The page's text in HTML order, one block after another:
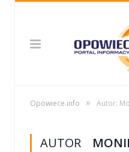
Opowiece.info » Autor:
AUTOR